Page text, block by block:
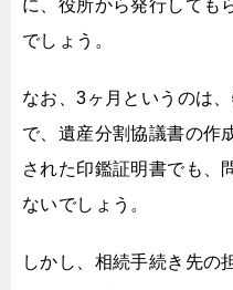
に、 役所から発行しても
でしょう。
なお、3ヶ月というのは
で、 遺産分割協議書の作
された印鑑証明書でも、
ないでしょう。
しかし、相続手続き先の